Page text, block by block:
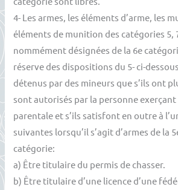
4- Les armes, les éléments d’arme, les
éléments de munition des catégories 5,
nommément désignées de la 6e
réserve des dispositions du 5- ci-
détenus par des mineurs que s’ils ont
sont autorisés par la personne
parentale et s’ils satisfont en outre à
suivantes lorsqu’il s’agit d’armes de la
catégorie:
a) Être titulaire du permis de chasser.
b) Être titulaire d’une licence d’une